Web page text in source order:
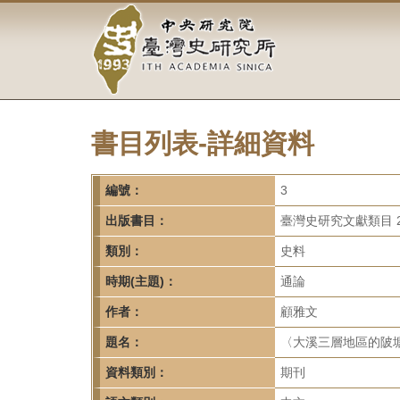
容
中
央
研
究
院-
臺
灣
史
研
究
所-
書目列表-詳細資料
編號： 3
出版書目： 臺灣史研究文獻類目
類別： 史料
時期(主題)： 通論
作者： 顧雅文
題名： 〈大溪三層地區的
資料類別： 期刊